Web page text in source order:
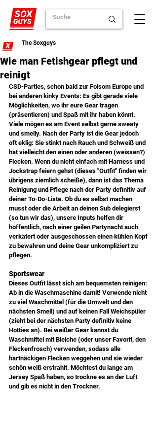
Wie man Fetishgear pflegt und
reinigt
The Soxguys
CSD-Parties, schon bald zur Folsom Europe und
bei anderen kinky Events: Es gibt gerade viele
Möglichkeiten, wo ihr eure Gear tragen
(präsentieren) und Spaß mit ihr haben könnt.
Viele mögen es am Event selbst gerne sweaty
und smelly. Nach der Party ist die Gear jedoch
oft eklig: Sie stinkt nach Rauch und Schweiß und
hat vielleicht den einen oder anderen (weissen?)
Flecken. Wenn du nicht einfach mit Harness und
Jockstrap feiern gehst (dieses "Outfit" finden wir
übrigens ziemlich scheiße), dann ist das Thema
Reinigung und Pflege nach der Party definitiv auf
deiner To-Do-Liste. Ob du es selbst machen
musst oder die Arbeit an deinen Sub delegierst
(so tun wir das), unsere Inputs helfen dir
hoffentlich, nach einer geilen Partynacht auch
verkatert oder ausgeschossen einen kühlen Kopf
zu bewahren und deine Gear unkompliziert zu
pflegen.
Sportswear
Dieses Outfit lässt sich am bequemsten reinigen:
Ab in die Waschmaschine damit! Verwende nicht
zu viel Waschmittel (für die Umwelt und den
nächsten Smell) und auf keinen Fall Weichspüler
(zieht bei der nächsten Party definitiv keine
Hotties an). Bei weißer Gear kannst du
Waschmittel mit Bleiche (oder unser Favorit, den
Fleckenfrosch) verwenden, sodass alle
hartnäckigen Flecken weggehen und sie wieder
schön weiß erstrahlt. Möchtest du lange am
Jersey Spaß haben, so trockne es an der Luft
und gib es nicht in den Trockner.